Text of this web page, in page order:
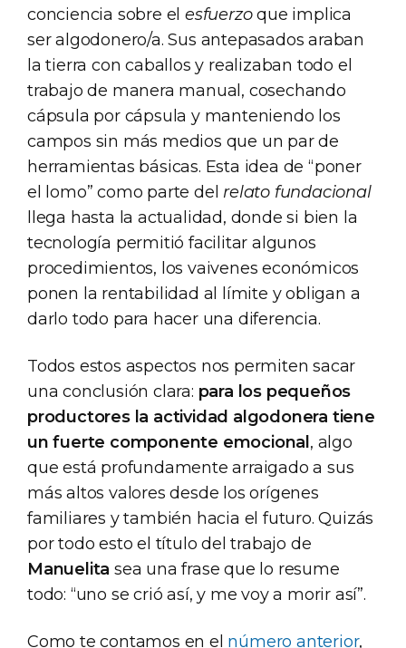
conciencia sobre elesfuerzoque implica
ser algodonero/a. Sus antepasados araban
la tierra con caballos y realizaban todo el
trabajo de manera manual, cosechando
cápsula por cápsula y manteniendo los
campos sin más medios que un par de
herramientas básicas. Esta idea de “poner
el lomo” como parte del relato fundacional
llega hasta la actualidad, donde si bien la
tecnología permitió facilitar algunos
procedimientos, los vaivenes económicos
ponen la rentabilidad al límite y obligan a
darlo todo para hacer una diferencia.
Todos estos aspectos nos permiten sacar
una conclusión clara: para los pequeños
productores la actividad algodonera tiene
un fuerte componente emocional , algo
que está profundamente arraigado a sus
más altos valores desde los orígenes
familiares y también hacia el futuro. Quizás
por todo esto el título del trabajo de
Manuelita sea una frase que lo resume
todo: “uno se crió así, y me voy a morir así”.
Como te contamos en el número anterior,